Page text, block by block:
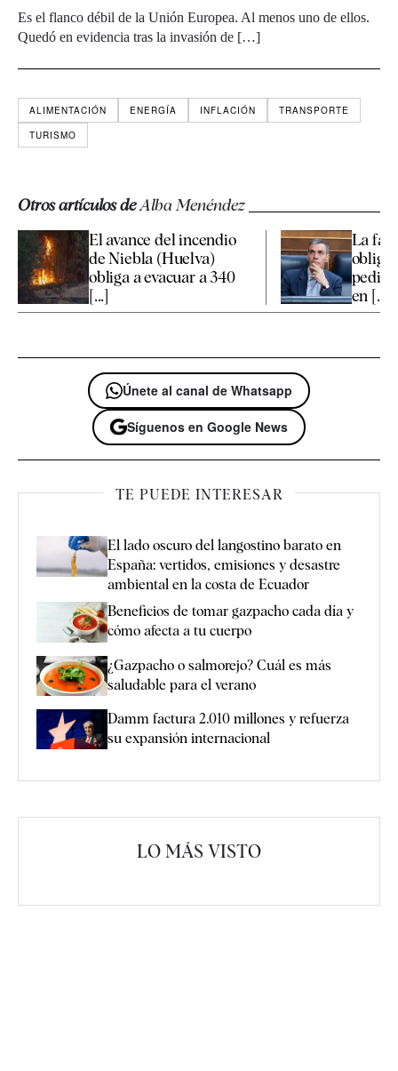
Es el flanco débil de la Unión Europea. Al menos uno de ellos.
Quedó en evidencia tras la invasión de […]
ALIMENTACIÓN ENERGÍA INFLACIÓN
TRANSPORTE
TURISMO
Otros artículos deAlba Menéndez
El avance del incendio
de Niebla (Huelva)
obliga a evacuar a 340
[...]
La
obliga
pedir
en [...]
Únete al canal de Whatsapp
Síguenos en Google News
TE PUEDE INTERESAR
El lado oscuro del langostino barato en
España: vertidos, emisiones y desastre
ambiental en la costa de Ecuador
Beneficios de tomar gazpacho cada día y
cómo afecta a tu cuerpo
¿Gazpacho o salmorejo? Cuál es más
saludable para el verano
Damm factura 2.010 millones y refuerza
su expansión internacional
LO MÁS VISTO